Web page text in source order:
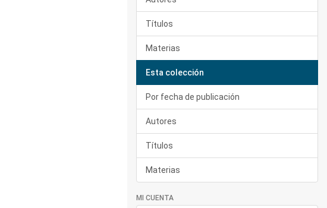
Títulos
Materias
Esta colección
Por fecha de publicación
Autores
Títulos
Materias
MI CUENTA